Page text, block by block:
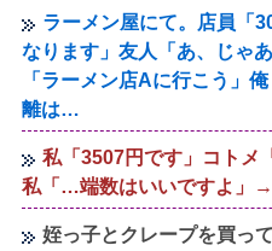
ラーメン屋にて。店員「
なります」友人「あ、じゃ
「ラーメン店Aに行こう」
離は…
私「3507円です」コトメ
私「…端数はいいですよ」→
姪っ子とクレープを買っ